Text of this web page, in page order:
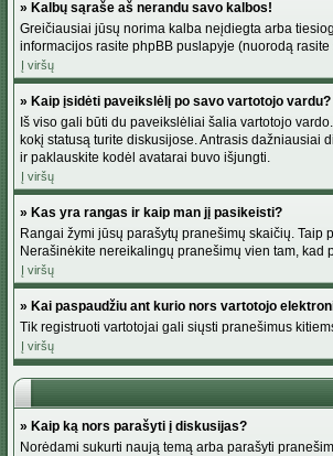
» Kalbų sąraše aš nerandu savo kalbos!
Greičiausiai jūsų norima kalba neįdiegta arba
informacijos rasite phpBB puslapyje (nuorodą
Į viršų
» Kaip įsidėti paveikslėlį po savo vartotojo vardu?
Iš viso gali būti du paveikslėliai šalia vartotojo
kokį statusą turite diskusijose. Antrasis
ir paklauskite kodėl avatarai buvo išjungti.
Į viršų
» Kas yra rangas ir kaip man jį pasikeisti?
Rangai žymi jūsų parašytų pranešimų skaičių.
Nerašinėkite nereikalingų pranešimų vien tam,
Į viršų
» Kai paspaudžiu ant kurio nors vartotojo
Tik registruoti vartotojai gali siųsti pranešimus
Į viršų
» Kaip ką nors parašyti į diskusijas?
Norėdami sukurti naują temą arba parašyti